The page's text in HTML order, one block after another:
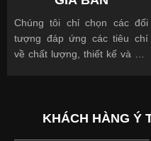
Chúng tôi chỉ chọn các đối
tượng đáp ứng các tiêu chí
về chất lượng, thiết kế và giá
KHÁCH HÀNG Ý